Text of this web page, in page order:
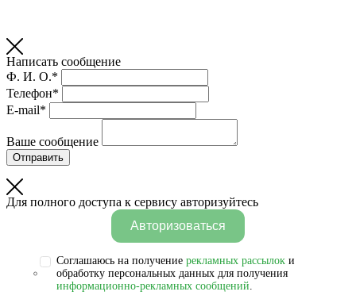
Написать сообщение
Ф. И. О.*
Телефон*
E-mail*
Ваше сообщение
Отправить
Для полного доступа к сервису авторизуйтесь
Авторизоваться
Соглашаюсь на получениерекламных рассылок и
обработку персональных данных для получения
информационно-рекламных сообщений